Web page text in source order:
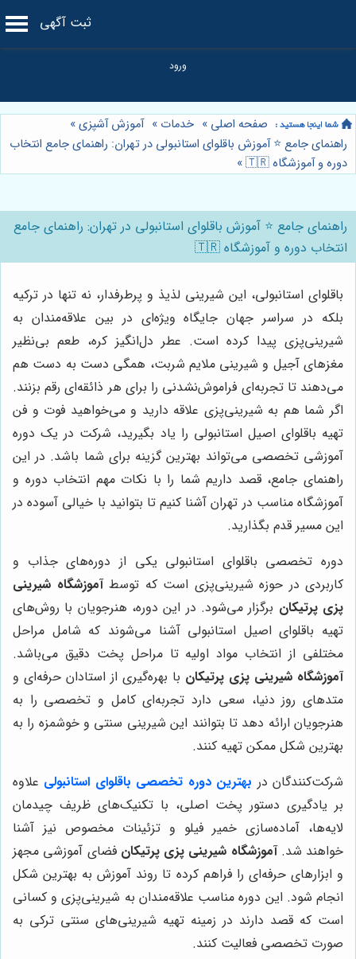
ثبت آگهی
صفحه اصلی » خدمات » آموزش آشپزی»
راهنمای جامع ⭐️ آموزش باقلوای استانبولی در تهران: راهنمای جامع انتخاب
دوره و آموزشگاه 🇹🇷
»
راهنمای جامع ⭐️ آموزش باقلوای استانبولی در تهران: راهنمای جامع
انتخاب دوره و آموزشگاه 🇹🇷
باقلوای استانبولی، این شیرینی لذیذ و پرطرفدار، نه تنها در ترکیه
بلکه در سراسر جهان جایگاه ویژه‌ای در بین علاقه‌مندان به
شیرینی‌پزی پیدا کرده است. عطر دل‌انگیز کره، طعم بی‌نظیر
مغزهای آجیل و شیرینی ملایم شربت، همگی دست به دست هم
می‌دهند تا تجربه‌ای فراموش‌نشدنی را برای هر ذائقه‌ای رقم بزنند.
اگر شما هم به شیرینی‌پزی علاقه دارید و می‌خواهید فوت و فن
تهیه باقلوای اصیل استانبولی را یاد بگیرید، شرکت در یک دوره
آموزشی تخصصی می‌تواند بهترین گزینه برای شما باشد. در این
راهنمای جامع، قصد داریم شما را با نکات مهم انتخاب دوره و
آموزشگاه مناسب در تهران آشنا کنیم تا بتوانید با خیالی آسوده در
این مسیر قدم بگذارید.
دوره تخصصی باقلوای استانبولی یکی از دوره‌های جذاب و
کاربردی در حوزه شیرینی‌پزی است که توسطآموزشگاه شیرینی
پزی پرتیکان برگزار می‌شود. در این دوره، هنرجویان با روش‌های
تهیه باقلوای اصیل استانبولی آشنا می‌شوند که شامل مراحل
مختلفی از انتخاب مواد اولیه تا مراحل پخت دقیق می‌باشد.
آموزشگاه شیرینی پزی پرتیکان با بهره‌گیری از استادان حرفه‌ای و
متدهای روز دنیا، سعی دارد تجربه‌ای کامل و تخصصی را به
هنرجویان ارائه دهد تا بتوانند این شیرینی سنتی و خوشمزه را به
بهترین شکل ممکن تهیه کنند.
شرکت‌کنندگان در بهترین دوره تخصصی باقلوای استانبولی علاوه
بر یادگیری دستور پخت اصلی، با تکنیک‌های ظریف چیدمان
لایه‌ها، آماده‌سازی خمیر فیلو و تزئینات مخصوص نیز آشنا
خواهند شد.آموزشگاه شیرینی پزی پرتیکان فضای آموزشی مجهز
و ابزارهای حرفه‌ای را فراهم کرده تا روند آموزش به بهترین شکل
انجام شود. این دوره مناسب علاقه‌مندان به شیرینی‌پزی و کسانی
است که قصد دارند در زمینه تهیه شیرینی‌های سنتی ترکی به
صورت تخصصی فعالیت کنند.